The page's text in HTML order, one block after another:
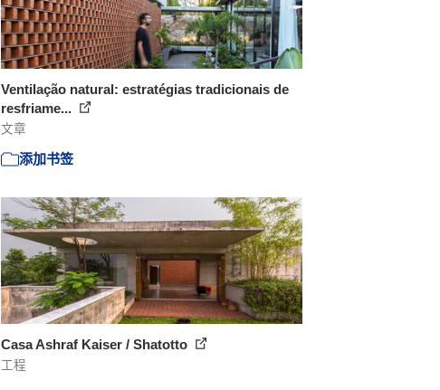
Ventilação natural: estratégias tradicionais de
resfriame...
文章
添加书签
Casa Ashraf Kaiser / Shatotto
工程